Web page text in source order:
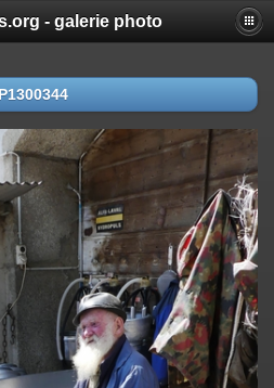
- galerie photo
P1300344